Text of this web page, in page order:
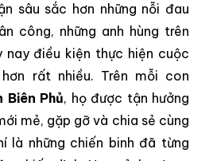
sâu sắc hơn những nỗi đau
công, những anh hùng trên
nay điều kiện thực hiện cuộc
rất nhiều. Trên mỗi con
Biên Phủ, họ được tận hưởng
mẻ, gặp gỡ và chia sẻ cùng
là những chiến binh đã từng